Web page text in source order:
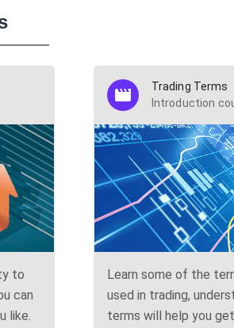
to
can
like.
Trading Terms
Introduction
Learn some of the
used in trading,
terms will help you